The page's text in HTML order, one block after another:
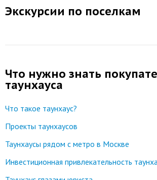
Экскурсии по поселкам
Что нужно знать
таунхауса
Что такое таунхаус?
Проекты таунхаусов
Таунхаусы рядом с метро в Москве
Инвестиционная привлекательность